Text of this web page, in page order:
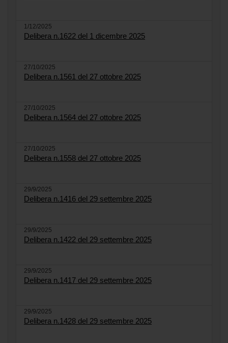
1/12/2025
Delibera n.1622 del 1 dicembre 2025
27/10/2025
Delibera n.1561 del 27 ottobre 2025
27/10/2025
Delibera n.1564 del 27 ottobre 2025
27/10/2025
Delibera n.1558 del 27 ottobre 2025
29/9/2025
Delibera n.1416 del 29 settembre 2025
29/9/2025
Delibera n.1422 del 29 settembre 2025
29/9/2025
Delibera n.1417 del 29 settembre 2025
29/9/2025
Delibera n.1428 del 29 settembre 2025